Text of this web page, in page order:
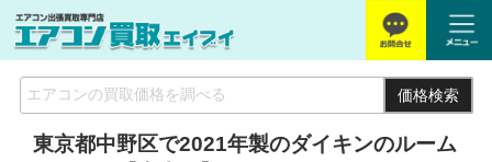
価格検索
東京都中野区で2021年製のダイキンのルーム